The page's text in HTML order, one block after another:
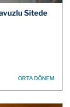
Sitede
ORTA DÖNEM